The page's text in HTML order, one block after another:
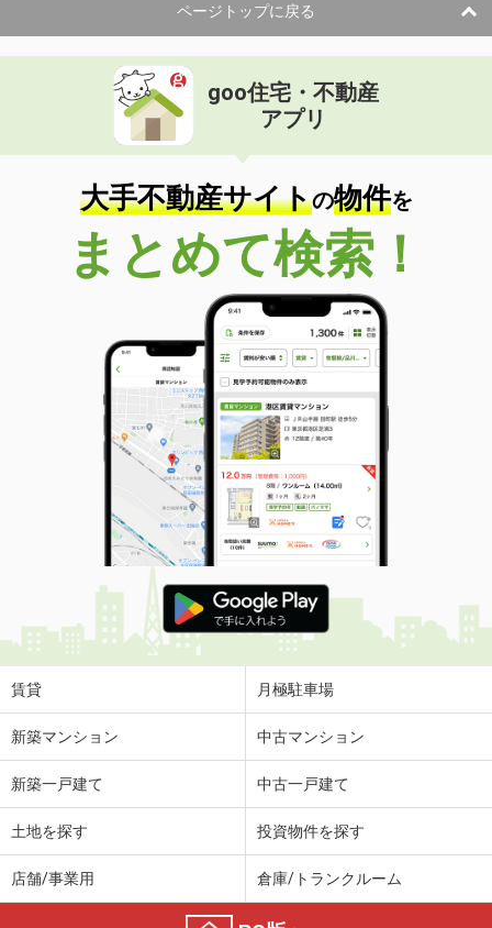
ページトップに戻る
goo住宅・不動産
アプリ
大手不動産サイトの物件を
まとめて検索！
賃貸 月極駐車場
新築マンション 中古マンション
新築一戸建て 中古一戸建て
土地を探す 投資物件を探す
店舗/事業用 倉庫/トランクルーム